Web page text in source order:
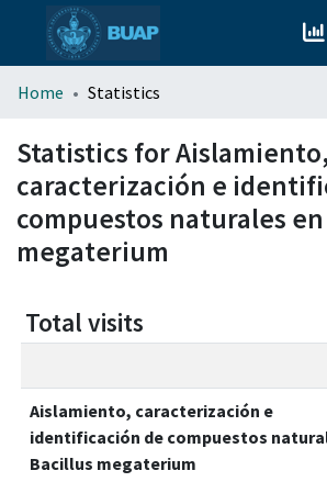
menu.section.about_menu
All of DSpace
Home Statistics
Statistics for Aislamiento,
caracterización e
compuestos naturales
megaterium
Total visits
Aislamiento, caracterización e
identificación de compuestos
Bacillus megaterium